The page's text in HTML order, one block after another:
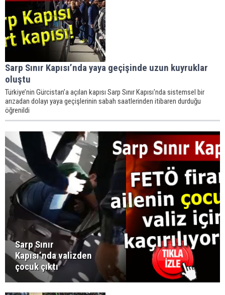
Sarp Sınır Kapısı’nda yaya geçişinde uzun kuyruklar
oluştu
Türkiye’nin Gürcistan’a açılan kapısı Sarp Sınır Kapısı'nda sistemsel bir
arızadan dolayı yaya geçişlerinin sabah saatlerinden itibaren durduğu
öğrenildi
Sarp Sınır
Kapısı’nda valizden
çocuk çıktı